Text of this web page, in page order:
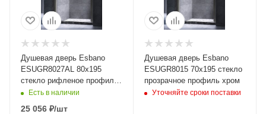
Душевая дверь Esbano
ESUGR8027AL 80х195
стекло рифленое профиль
хромЕсть в наличии
25 056 ₽/шт
Душевая дверь Esbano
ESUGR8015 70х195 стекло
прозрачное профиль хром
Уточняйте сроки поставки